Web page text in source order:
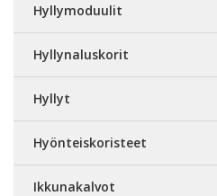
Hyllymoduulit
Hyllynaluskorit
Hyllyt
Hyönteiskoristeet
Ikkunakalvot